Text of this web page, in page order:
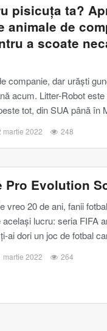
pisicuța ta?
animale de
a scoate
companie, dar urăști
acum. Litter-Robot
tot, din SUA până în
martie 2022 248
Pro Evolution
20 de ani, fanii
același lucru: seria FIFA
ai dori un joc de fotbal
martie 2022 264